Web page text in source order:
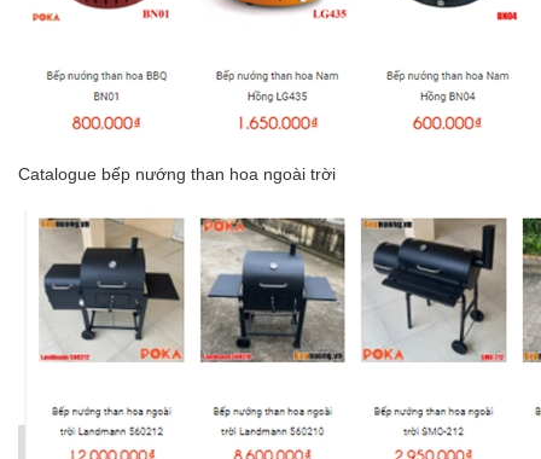
Catalogue bếp nướng than hoa ngoài trời